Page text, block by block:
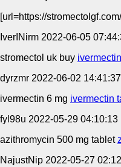
[url=https://
IverINirm 2022-06-05
stromectol uk buy
dyrzmr 2022-06-02 14:41:37
ivermectin 6 mg ivermectin
fyl98u 2022-05-29 04:10:13
azithromycin 500 mg tablet
NajustNip 2022-05-27